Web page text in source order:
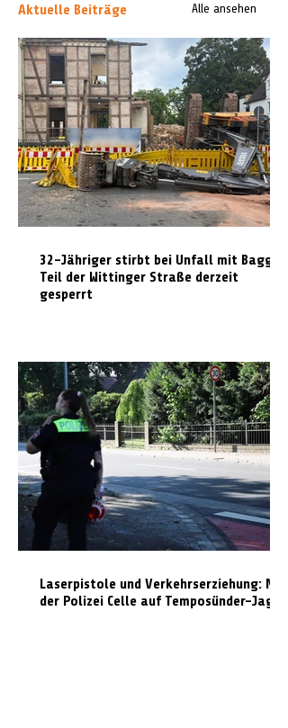
Aktuelle Beiträge Alle ansehen
32-Jähriger stirbt bei Unfall mit Bagger:
Teil der Wittinger Straße derzeit
gesperrt
Laserpistole und Verkehrserziehung: Mit
der Polizei Celle auf Temposünder-Jagd